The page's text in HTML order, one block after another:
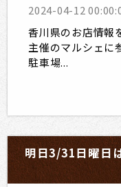
2024-04-12
香川県のお店情報
主催のマルシェに
駐車場...
明日3/31日曜日